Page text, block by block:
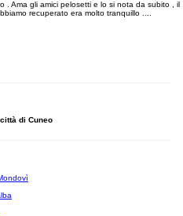
. Ama gli amici pelosetti e lo si nota da subito , il
recuperato era molto tranquillo ....
di Cuneo